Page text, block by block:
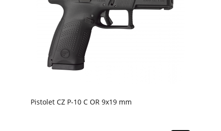
Pistolet CZ P-10 C OR 9x19 mm